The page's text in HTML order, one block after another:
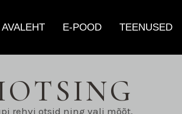
AVALEHT E-POOD TEENUSED
rehvi otsid ning vali mõõt.